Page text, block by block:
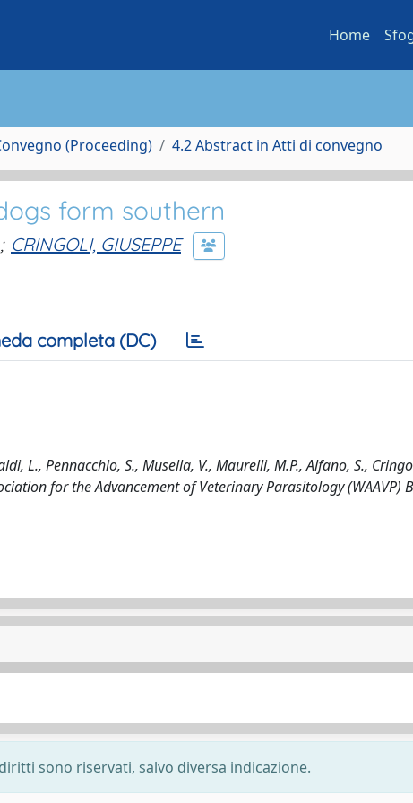
Home
(Proceeding) 4.2 Abstract in Atti di convegno
form southern
; CRINGOLI, GIUSEPPE
completa (DC)
L., Pennacchio, S., Musella, V., Maurelli, M.P., Alfano, S.,
for the Advancement of Veterinary Parasitology (WAAVP)
sono riservati, salvo diversa indicazione.